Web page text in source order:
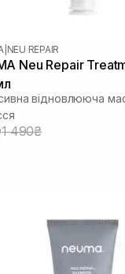
NEU REPAIR
Neu Repair
відновлююча
1 490₴